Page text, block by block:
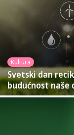
Kultura
Svetski dan
budućnost naše